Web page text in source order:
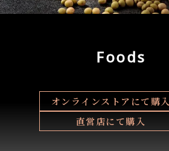
Foods
オンラインストアにて購入
直営店にて購入